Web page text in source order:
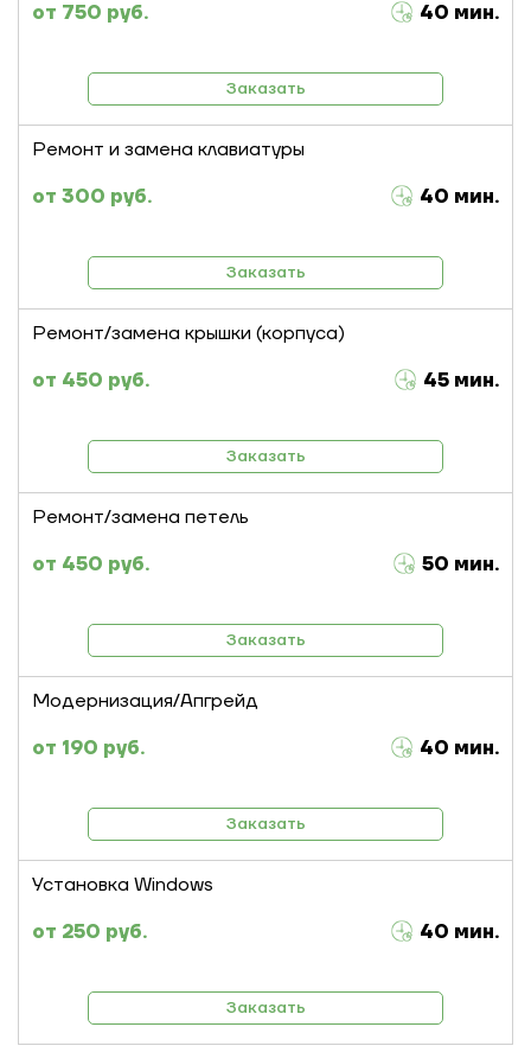
750 руб.
40 мин.
Заказать
Ремонт и замена клавиатуры
300 руб.
40 мин.
Заказать
Ремонт/замена крышки (корпуса)
450 руб.
45 мин.
Заказать
Ремонт/замена петель
450 руб.
50 мин.
Заказать
Модернизация/Апгрейд
190 руб.
40 мин.
Заказать
Установка Windows
250 руб.
40 мин.
Заказать